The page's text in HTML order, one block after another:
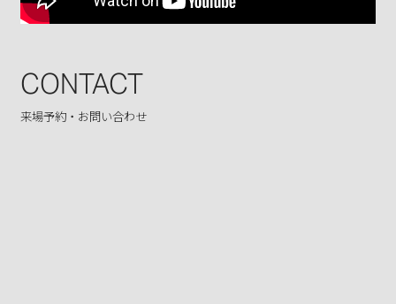
CONTACT
来場予約・お問い合わせ